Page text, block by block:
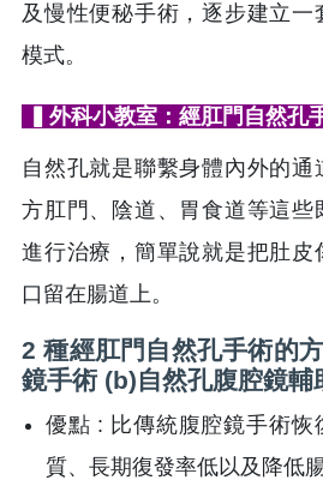
及慢性便秘手術，逐步建立一
模式。
▍外科小教室：經肛門自然孔
自然孔就是聯繫身體內外的通
方肛門、陰道、胃食道等這些
進行治療，簡單說就是把肚皮
口留在腸道上。
2 種經肛門自然孔手術的
鏡手術 (b)自然孔腹腔鏡輔
優點 : 比傳統腹腔鏡手術恢
質、長期復發率低以及降低